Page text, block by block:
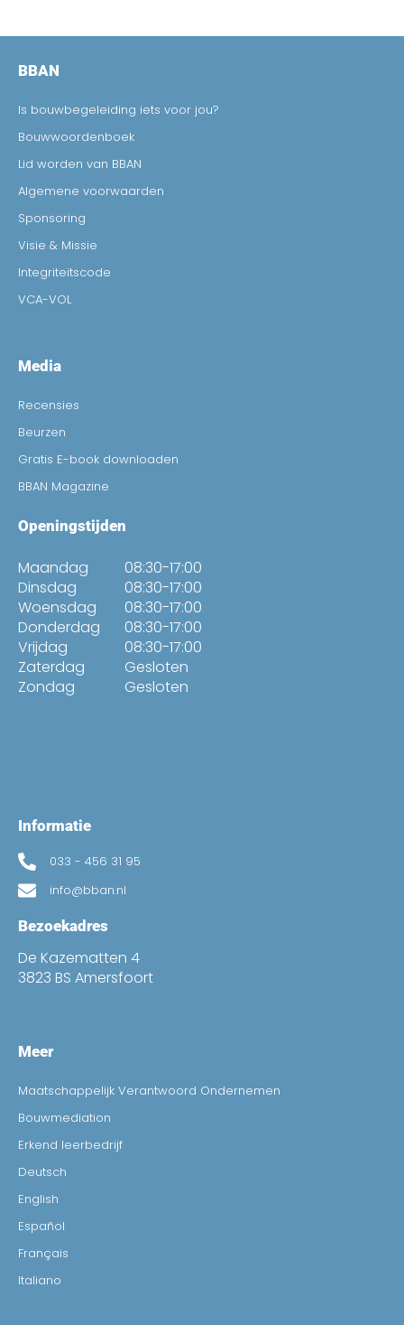
BBAN
Is bouwbegeleiding iets voor jou?
Bouwwoordenboek
Lid worden van BBAN
Algemene voorwaarden
Sponsoring
Visie & Missie
Integriteitscode
VCA-VOL
Media
Recensies
Beurzen
Gratis E-book downloaden
BBAN Magazine
Openingstijden
Maandag
Dinsdag
Woensdag
Donderdag
Vrijdag
Zaterdag
Zondag
08:30-17:00
08:30-17:00
08:30-17:00
08:30-17:00
08:30-17:00
Gesloten
Gesloten
Informatie
033 - 456 31 95
info@bban.nl
Bezoekadres
De Kazematten 4
3823 BS Amersfoort
Meer
Maatschappelijk Verantwoord Ondernemen
Bouwmediation
Erkend leerbedrijf
Deutsch
English
Español
Français
Italiano